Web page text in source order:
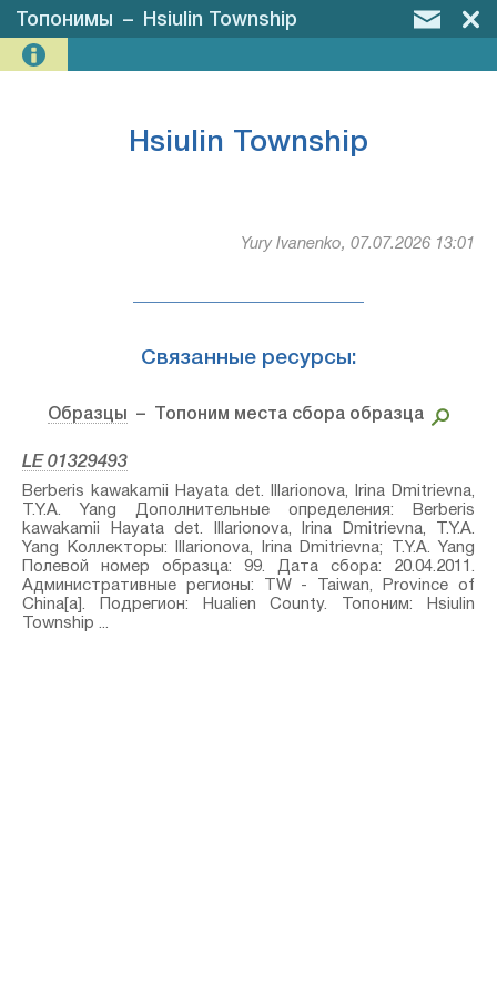
Топонимы – Hsiulin Township
Hsiulin Township
Yury Ivanenko, 07.07.2026 13:01
Связанные ресурсы:
Образцы – Топоним места сбора образца
LE 01329493
Berberis kawakamii Hayata⁣ det. Illarionova, Irina Dmitrievna,
T.Y.A. Yang Дополнительные определения: Berberis
kawakamii Hayata⁣ det. Illarionova, Irina Dmitrievna, T.Y.A.
Yang Коллекторы: Illarionova, Irina Dmitrievna; T.Y.A. Yang
Полевой номер образца: 99. Дата сбора: 20.04.2011.
Административные регионы: TW - Taiwan, Province of
China[a]. Подрегион: Hualien County. Топоним: Hsiulin
Township ...